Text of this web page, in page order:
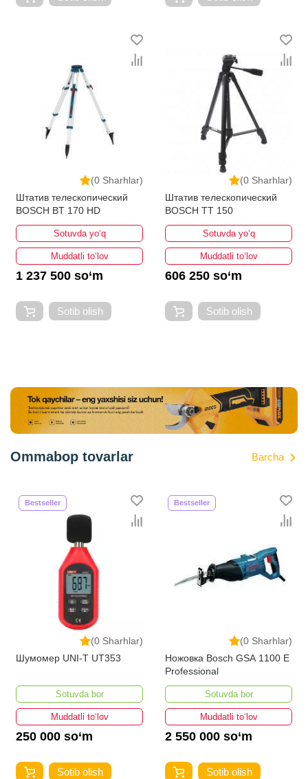
(0 Sharhlar)
Штатив телескопический
BOSCH BT 170 HD
Sotuvda yo‘q
Muddatli to‘lov
1 237 500 so‘m
Sotib olish
(0 Sharhlar)
Штатив телескопический
BOSCH TT 150
Sotuvda yo‘q
Muddatli to‘lov
606 250 so‘m
Sotib olish
Ommabop tovarlar Barcha
(0 Sharhlar)
Bestseller
Шумомер UNI-T UT353
Sotuvda bor
Muddatli to‘lov
250 000 so‘m
Sotib olish
(0 Sharhlar)
Bestseller
Ножовка Bosch GSA 1100 E
Professional
Sotuvda bor
Muddatli to‘lov
2 550 000 so‘m
Sotib olish